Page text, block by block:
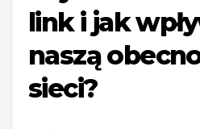
link i jak
naszą
sieci?